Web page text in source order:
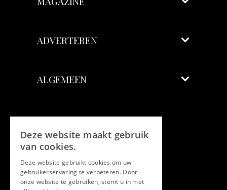
ADVERTEREN
ALGEMEEN
Facebook
Twitter
Deze website maakt gebruik
van cookies.
Deze website gebruikt cookies om uw
gebruikerservaring te verbeteren. Door
onze website te gebruiken, stemt u in met